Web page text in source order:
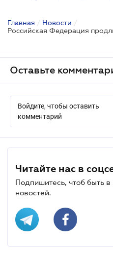
Главная / Новости /
Оставьте
Войдите, чтобы оставить
комментарий
Читайте нас в
Подпишитесь, чтоб быть в
новостей.